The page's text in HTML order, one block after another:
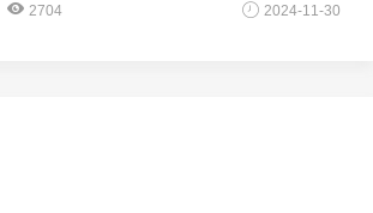
2704 2024-11-30